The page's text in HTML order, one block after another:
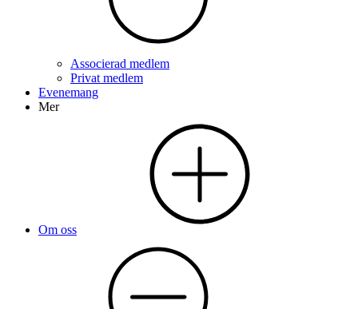
Associerad medlem
Privat medlem
Evenemang
Mer
Om oss